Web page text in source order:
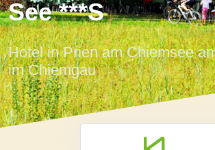
See ***S
Hotel in Prien am Chiemsee
im Chiemgau